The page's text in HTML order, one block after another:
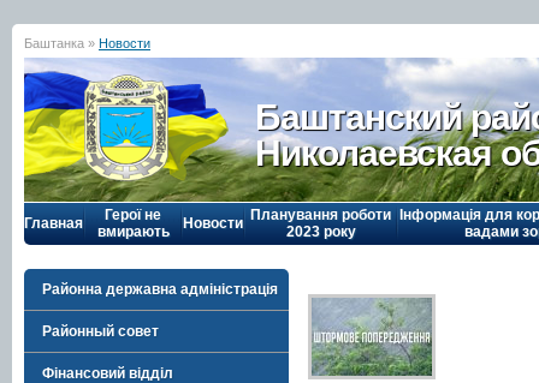
Баштанка » Новости
Баштанский
Николаевская
Главная
Герої не
вмирають
Новости Планування роботи
2023 року
Інформація для
вадами
Районна державна адміністрація
Районный совет
Фінансовий відділ